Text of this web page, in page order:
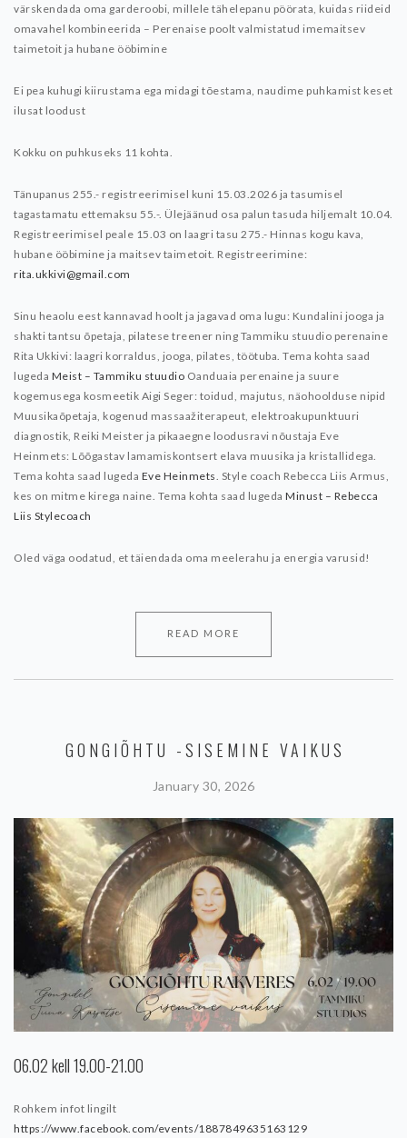
värskendada oma garderoobi, millele tähelepanu pöörata, kuidas riideid
omavahel kombineerida – Perenaise poolt valmistatud imemaitsev
taimetoit ja hubane ööbimine
Ei pea kuhugi kiirustama ega midagi tõestama, naudime puhkamist keset
ilusat loodust
Kokku on puhkuseks 11 kohta.
Tänupanus 255.- registreerimisel kuni 15.03.2026 ja tasumisel
tagastamatu ettemaksu 55.-. Ülejäänud osa palun tasuda hiljemalt 10.04.
Registreerimisel peale 15.03 on laagri tasu 275.- Hinnas kogu kava,
hubane ööbimine ja maitsev taimetoit. Registreerimine:
rita.ukkivi@gmail.com
Sinu heaolu eest kannavad hoolt ja jagavad oma lugu: Kundalini jooga ja
shakti tantsu õpetaja, pilatese treener ning Tammiku stuudio perenaine
Rita Ukkivi: laagri korraldus, jooga, pilates, töötuba. Tema kohta saad
lugeda Meist – Tammiku stuudio Oanduaia perenaine ja suure
kogemusega kosmeetik Aigi Seger: toidud, majutus, näohoolduse nipid
Muusikaõpetaja, kogenud massaažiterapeut, elektroakupunktuuri
diagnostik, Reiki Meister ja pikaaegne loodusravi nõustaja Eve
Heinmets: Lõõgastav lamamiskontsert elava muusika ja kristallidega.
Tema kohta saad lugeda Eve Heinmets Style coach Rebecca Liis Armus,
kes on mitme kirega naine. Tema kohta saad lugeda Minust – Rebecca
Liis Stylecoach
Oled väga oodatud, et täiendada oma meelerahu ja energia varusid!
READ MORE
GONGIÕHTU -SISEMINE VAIKUS
January 30, 2026
06.02 kell 19.00-21.00
Rohkem infot lingilt
https://www.facebook.com/events/1887849635163129